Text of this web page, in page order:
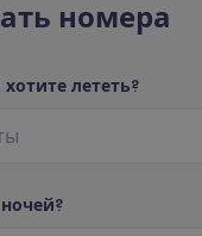
ать номера
хотите лететь?
ы
ночей?